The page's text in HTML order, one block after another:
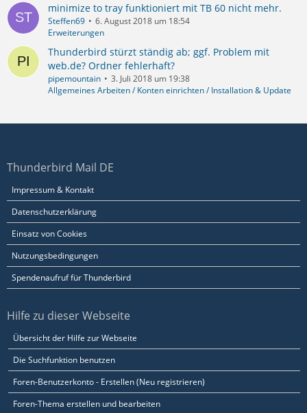
minimize to tray funktioniert mit TB 60 nicht mehr.
Steffen69
6. August 2018 um 18:54
Erweiterungen
Thunderbird stürzt ständig ab; ggf. Problem mit
web.de? Ordner fehlerhaft?
pipemountain
3. Juli 2018 um 19:38
Allgemeines Arbeiten / Konten einrichten / Installation & Update
Thunderbird Mail DE
Impressum & Kontakt
Datenschutzerklärung
Einsatz von Cookies
Nutzungsbedingungen
Spendenaufruf für Thunderbird
Hilfe zu dieser Webseite
Übersicht der Hilfe zur Webseite
Die Suchfunktion benutzen
Foren-Benutzerkonto - Erstellen (Neu registrieren)
Foren-Thema erstellen und bearbeiten